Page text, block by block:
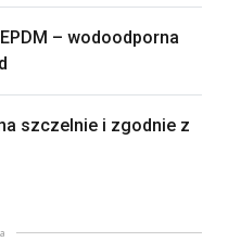
– wodoodporna
szczelnie i zgodnie z